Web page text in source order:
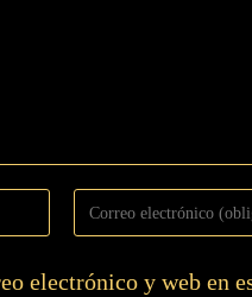
electrónico y web en